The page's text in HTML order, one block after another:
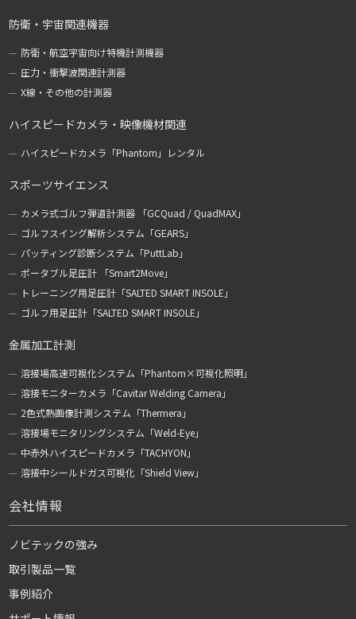
防衛・宇宙関連機器
防衛・航空宇宙向け特機計測機器
圧力・衝撃波関連計測器
X線・その他の計測器
ハイスピードカメラ・映像機材関連
ハイスピードカメラ「Phantom」レンタル
スポーツサイエンス
カメラ式ゴルフ弾道計測器 「GCQuad / QuadMAX」
ゴルフスイング解析システム「GEARS」
パッティング診断システム「PuttLab」
ポータブル足圧計 「Smart2Move」
トレーニング用足圧計「SALTED SMART INSOLE」
ゴルフ用足圧計「SALTED SMART INSOLE」
金属加工計測
溶接場高速可視化システム「Phantom×可視化照明」
溶接モニターカメラ「Cavitar Welding Camera」
2色式熱画像計測システム「Thermera」
溶接場モニタリングシステム「Weld-Eye」
中赤外ハイスピードカメラ「TACHYON」
溶接中シールドガス可視化「Shield View」
会社情報
ノビテックの強み
取引製品一覧
事例紹介